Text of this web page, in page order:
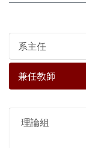
系主任
兼任教師
理論組